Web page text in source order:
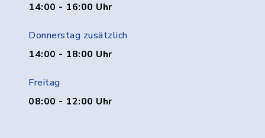
14:00 - 16:00 Uhr
Donnerstag zusätzlich
14:00 - 18:00 Uhr
Freitag
08:00 - 12:00 Uhr